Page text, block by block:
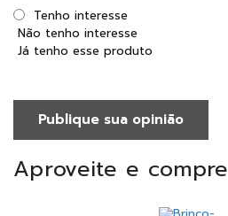
Tenho interesse
Não tenho interesse
Já tenho esse produto
Publique sua opinião
Aproveite e